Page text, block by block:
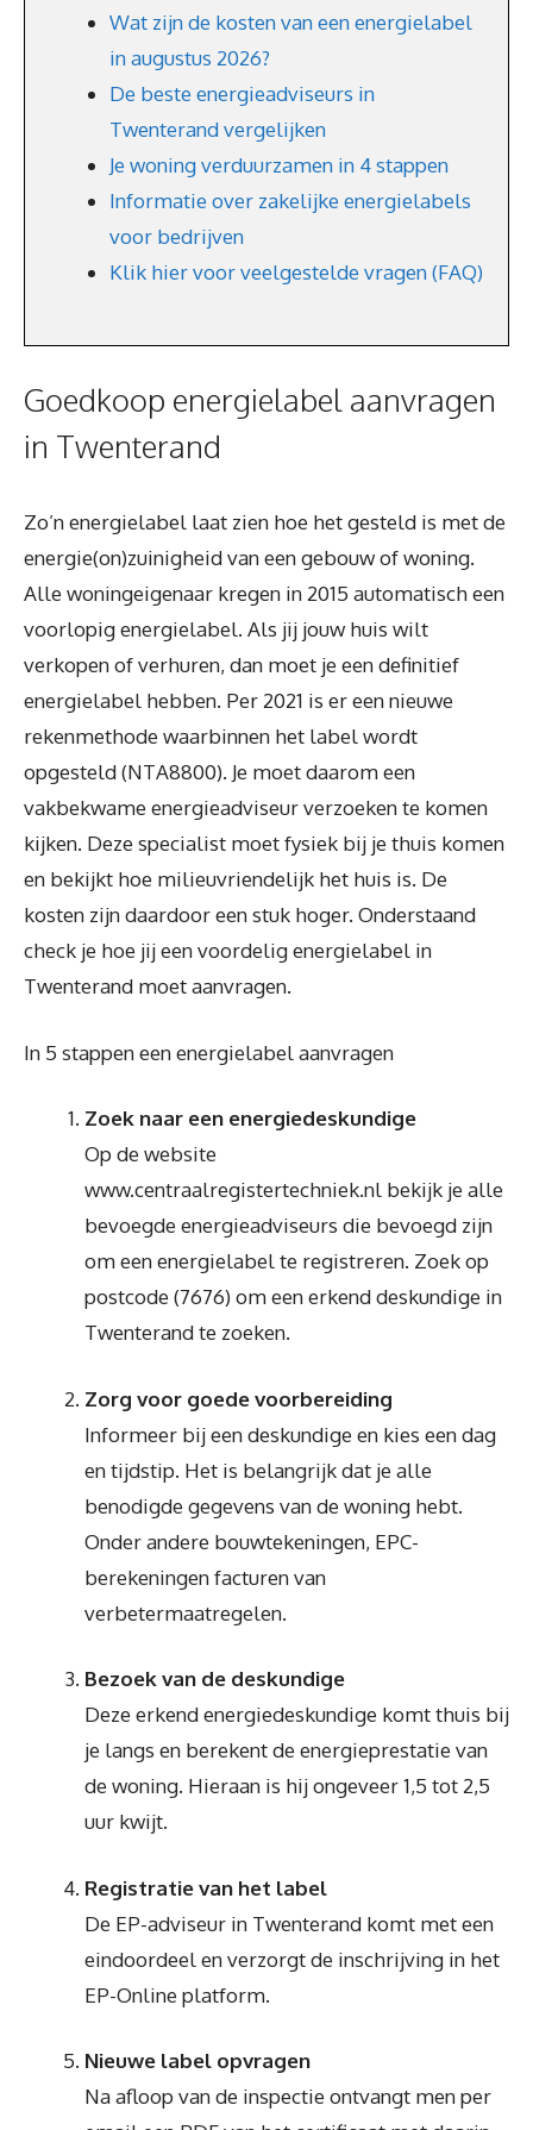
Wat zijn de kosten van een energielabel
in augustus 2026?
De beste energieadviseurs in
Twenterand vergelijken
Je woning verduurzamen in 4 stappen
Informatie over zakelijke energielabels
voor bedrijven
Klik hier voor veelgestelde vragen (FAQ)
Goedkoop energielabel aanvragen
in Twenterand
Zo’n energielabel laat zien hoe het gesteld is met de
energie(on)zuinigheid van een gebouw of woning.
Alle woningeigenaar kregen in 2015 automatisch een
voorlopig energielabel. Als jij jouw huis wilt
verkopen of verhuren, dan moet je een definitief
energielabel hebben. Per 2021 is er een nieuwe
rekenmethode waarbinnen het label wordt
opgesteld (NTA8800). Je moet daarom een
vakbekwame energieadviseur verzoeken te komen
kijken. Deze specialist moet fysiek bij je thuis komen
en bekijkt hoe milieuvriendelijk het huis is. De
kosten zijn daardoor een stuk hoger. Onderstaand
check je hoe jij een voordelig energielabel in
Twenterand moet aanvragen.
In 5 stappen een energielabel aanvragen
Zoek naar een energiedeskundige
Op de website
www.centraalregistertechniek.nl bekijk je alle
bevoegde energieadviseurs die bevoegd zijn
om een energielabel te registreren. Zoek op
postcode (7676) om een erkend deskundige in
Twenterand te zoeken.
Zorg voor goede voorbereiding
Informeer bij een deskundige en kies een dag
en tijdstip. Het is belangrijk dat je alle
benodigde gegevens van de woning hebt.
Onder andere bouwtekeningen, EPC-
berekeningen facturen van
verbetermaatregelen.
Bezoek van de deskundige
Deze erkend energiedeskundige komt thuis bij
je langs en berekent de energieprestatie van
de woning. Hieraan is hij ongeveer 1,5 tot 2,5
uur kwijt.
Registratie van het label
De EP-adviseur in Twenterand komt met een
eindoordeel en verzorgt de inschrijving in het
EP-Online platform.
Nieuwe label opvragen
Na afloop van de inspectie ontvangt men per